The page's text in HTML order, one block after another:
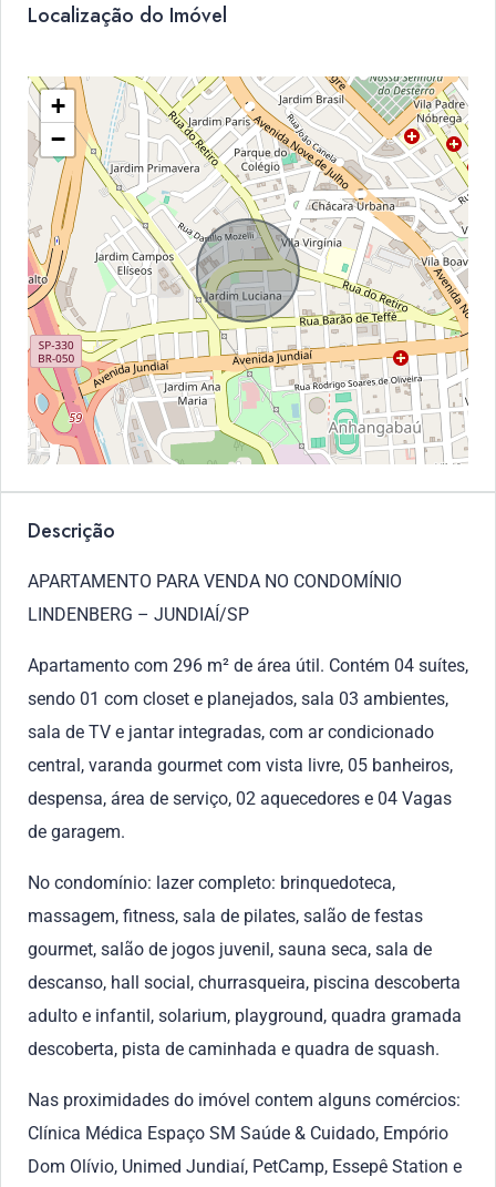
Localização do Imóvel
+
−
Descrição
APARTAMENTO PARA VENDA NO CONDOMÍNIO
LINDENBERG – JUNDIAÍ/SP
Apartamento com 296 m² de área útil. Contém 04 suítes,
sendo 01 com closet e planejados, sala 03 ambientes,
sala de TV e jantar integradas, com ar condicionado
central, varanda gourmet com vista livre, 05 banheiros,
despensa, área de serviço, 02 aquecedores e 04 Vagas
de garagem.
No condomínio: lazer completo: brinquedoteca,
massagem, fitness, sala de pilates, salão de festas
gourmet, salão de jogos juvenil, sauna seca, sala de
descanso, hall social, churrasqueira, piscina descoberta
adulto e infantil, solarium, playground, quadra gramada
descoberta, pista de caminhada e quadra de squash.
Nas proximidades do imóvel contem alguns comércios:
Clínica Médica Espaço SM Saúde & Cuidado, Empório
Dom Olívio, Unimed Jundiaí, PetCamp, Essepê Station e